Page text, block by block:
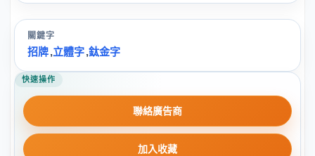
關鍵字
招牌,立體字,鈦金字
快速操作
聯絡廣告商
加入收藏